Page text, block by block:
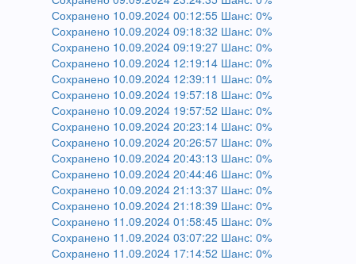
Сохранено 10.09.2024 00:12:55 Шанс: 0%
Сохранено 10.09.2024 09:18:32 Шанс: 0%
Сохранено 10.09.2024 09:19:27 Шанс: 0%
Сохранено 10.09.2024 12:19:14 Шанс: 0%
Сохранено 10.09.2024 12:39:11 Шанс: 0%
Сохранено 10.09.2024 19:57:18 Шанс: 0%
Сохранено 10.09.2024 19:57:52 Шанс: 0%
Сохранено 10.09.2024 20:23:14 Шанс: 0%
Сохранено 10.09.2024 20:26:57 Шанс: 0%
Сохранено 10.09.2024 20:43:13 Шанс: 0%
Сохранено 10.09.2024 20:44:46 Шанс: 0%
Сохранено 10.09.2024 21:13:37 Шанс: 0%
Сохранено 10.09.2024 21:18:39 Шанс: 0%
Сохранено 11.09.2024 01:58:45 Шанс: 0%
Сохранено 11.09.2024 03:07:22 Шанс: 0%
Сохранено 11.09.2024 17:14:52 Шанс: 0%